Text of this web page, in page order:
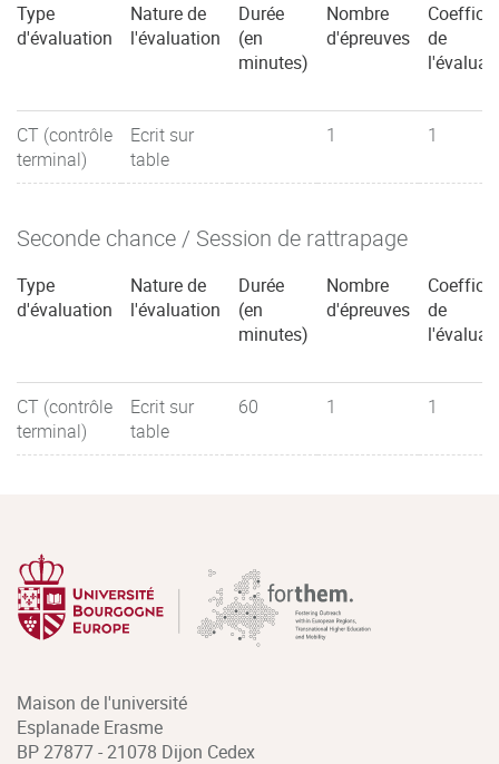
Type
d'évaluation
Nature de
l'évaluation
Durée
(en
minutes)
Nombre
d'épreuves
de
CT (contrôle
terminal)
Ecrit sur
table
1 1
Seconde chance / Session de rattrapage
Type
d'évaluation
Nature de
l'évaluation
Durée
(en
minutes)
Nombre
d'épreuves
de
CT (contrôle
terminal)
Ecrit sur
table
60 1 1
Maison de l'université
Esplanade Erasme
BP 27877 - 21078 Dijon Cedex